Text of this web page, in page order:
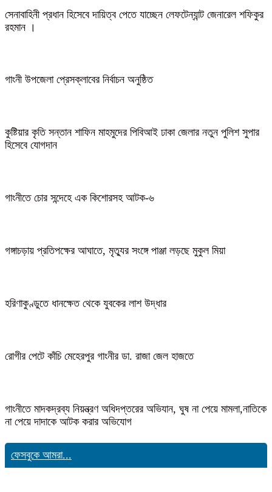
সেনাবাহিনী প্রধান হিসেবে দায়িত্ব পেতে যাচ্ছেন লেফটেন্যান্ট জেনারেল শফিকুর
রহমান ।
গাংনী উপজেলা প্রেসক্লাবের নির্বাচন অনুষ্ঠিত
কুষ্টিয়ার কৃতি সন্তান শাফিন মাহমুদের পিবিআই ঢাকা জেলার নতুন পুলিশ সুপার
হিসেবে যোগদান
গাংনীতে চোর সন্দেহে এক কিশোরসহ আটক-৬
গঙ্গাচড়ায় প্রতিপক্ষের আঘাতে, মৃত্যুর সংঙ্গে পাঞ্জা লড়ছে মুকুল মিয়া
হরিণাকুণ্ডুতে ধানক্ষেত থেকে যুবকের লাশ উদ্ধার
রোগীর পেটে কাঁচি মেহেরপুর গাংনীর ডা. রাজা জেল হাজতে
গাংনীতে মাদকদ্রব্য নিয়ন্ত্রণ অধিদপ্তরের অভিযান, ঘুষ না পেয়ে মামলা,নাতিকে
না পেয়ে দাদাকে আটক করার অভিযোগ
ফেসবুকে আমরা...